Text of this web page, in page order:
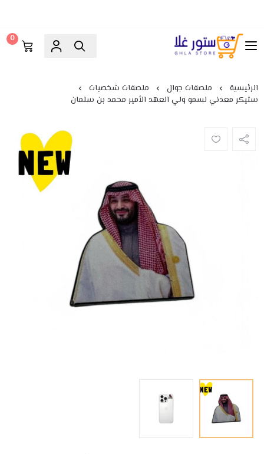
ستور غلا
0
الرئيسية ملصقات جوال
ملصقات شخصيات
ستيكر معدني لسمو ولي العهد الأمير محمد بن سلمان